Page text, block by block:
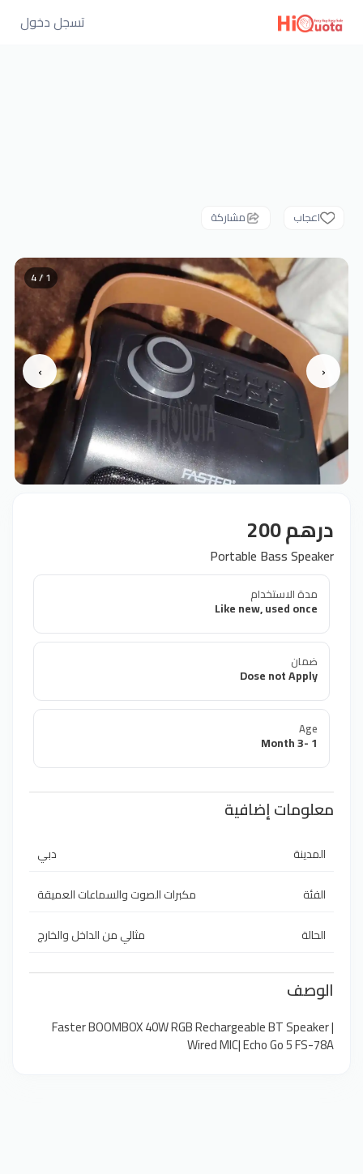
تسجل دخول
اعجاب مشاركة
‹
›
1 / 4
درهم 200
Portable Bass Speaker
مدة الاستخدام
Like new, used once
ضمان
Dose not Apply
Age
1 -3 Month
معلومات إضافية
المدينة
دبي
الفئة
مكبرات الصوت والسماعات العميقة
الحالة
مثالي من الداخل والخارج
الوصف
Faster BOOMBOX 40W RGB Rechargeable BT Speaker |
Wired MIC| Echo Go 5 FS-78A